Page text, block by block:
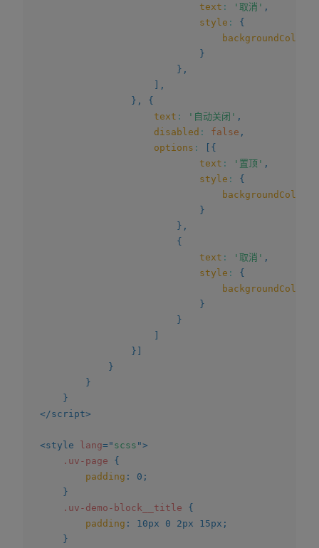
text : '取消' ,
style :
{
backgroundColor
}
} ,
] ,
} ,
{
text : '自动关闭' ,
disabled : false ,
options : [ {
text : '置顶' ,
style :
{
backgroundColor
}
} ,
{
text : '取消' ,
style :
{
backgroundColor
}
}
]
} ]
}
}
}
</script>
<style lang=" scss ">
.uv-page
{
padding : 0 ;
}
.uv-demo-block__title
{
padding : 10px 0 2px 15px ;
}